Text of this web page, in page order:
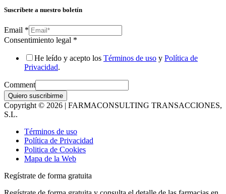
Suscríbete a nuestro boletín
Email *
Consentimiento legal *
He leído y acepto los Términos de uso y Política de
Privacidad.
Comment
Quiero suscribirme
Copyright © 2026 | FARMACONSULTING TRANSACCIONES,
S.L.
Términos de uso
Política de Privacidad
Politica de Cookies
Mapa de la Web
Regístrate de forma gratuita